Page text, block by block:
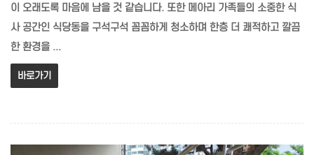
이 오래도록 마음에 남을 것 같습니다. 또한 메아리 가족들의 소중한 식
사 공간인 식당동을 구석구석 꼼꼼하게 청소하며 한층 더 쾌적하고 깔끔
한 환경을 ...
바로가기